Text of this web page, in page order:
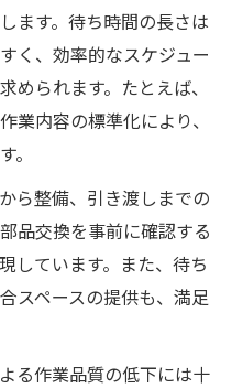
ます。待ち時間の長さは
く、効率的なスケジュー
められます。たとえば、
業内容の標準化により、
。
ら整備、引き渡しまでの
品交換を事前に確認する
しています。また、待ち
スペースの提供も、満足
る作業品質の低下には十